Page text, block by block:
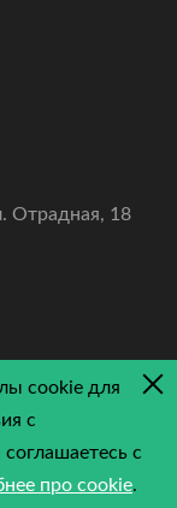
Отрадная, 18
cookie для
с
с
про cookie.